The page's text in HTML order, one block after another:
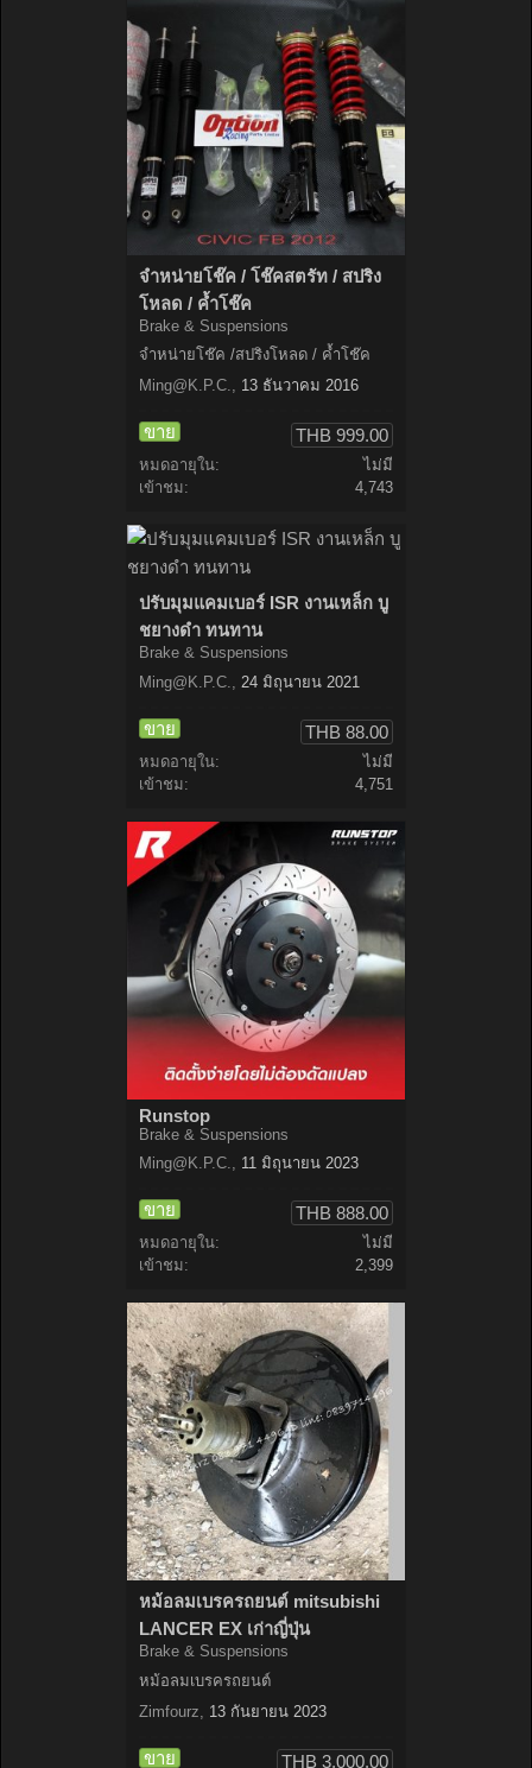
จำหน่ายโช๊ค / โช๊คสตรัท / สปริง
โหลด / ค้ำโช๊ค
Brake & Suspensions
จำหน่ายโช๊ค /สปริงโหลด / ค้ำโช๊ค
Ming@K.P.C., 13 ธันวาคม 2016
ขาย THB 999.00
หมดอายุใน:
ไม่มี
เข้าชม:
4,743
ปรับมุมแคมเบอร์ ISR งานเหล็ก บู
ชยางดำ ทนทาน
Brake & Suspensions
Ming@K.P.C
24 มิถุนายน 2021
ขาย THB 88.00
หมดอายุใน:
ไม่มี
เข้าชม:
4,751
Runstop
Brake & Suspensions
Ming@K.P.C., 11 มิถุนายน 2023
ขาย THB 888.00
หมดอายุใน:
ไม่มี
เข้าชม:
2,399
หม้อลมเบรครถยนต์ mitsubishi
LANCER EX เก่าญี่ปุ่น
Brake & Suspensions
หม้อลมเบรครถยนต์
Zimfourz
13 กันยายน 2023
ขาย THB 3,000.00